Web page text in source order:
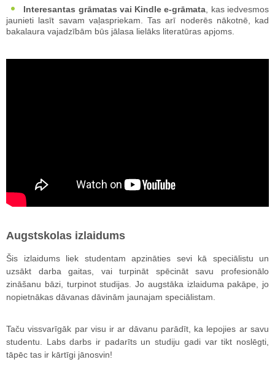
Interesantas grāmatas vai Kindle e-grāmata, kas iedvesmos
jaunieti lasīt savam vaļaspriekam. Tas arī noderēs nākotnē, kad
bakalaura vajadzībām būs jālasa lielāks literatūras apjoms.
Augstskolas izlaidums
Šis izlaidums liek studentam apzināties sevi kā speciālistu un
uzsākt darba gaitas, vai turpināt spēcināt savu profesionālo
zināšanu bāzi, turpinot studijas. Jo augstāka izlaiduma pakāpe, jo
nopietnākas dāvanas dāvinām jaunajam speciālistam.
Taču vissvarīgāk par visu ir ar dāvanu parādīt, ka lepojies ar savu
studentu. Labs darbs ir padarīts un studiju gadi var tikt noslēgti,
tāpēc tas ir kārtīgi jānosvin!